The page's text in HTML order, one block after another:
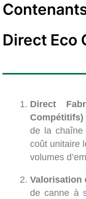
Direct Eco
Direct
Compétitifs)
de la chaîne
coût unitaire
volumes
Valorisation
de canne à